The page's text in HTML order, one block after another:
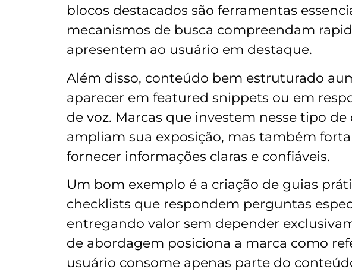
blocos destacados são ferramentas
mecanismos de busca compreendam
apresentem ao usuário em destaque.
Além disso, conteúdo bem estruturado
aparecer em featured snippets ou em
de voz. Marcas que investem nesse tipo
ampliam sua exposição, mas também
fornecer informações claras e confiáveis.
Um bom exemplo é a criação de guias
checklists que respondem perguntas
entregando valor sem depender
de abordagem posiciona a marca como
usuário consome apenas parte do